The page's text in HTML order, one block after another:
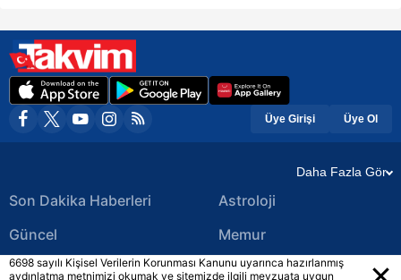
Üye Girişi Üye Ol
Daha Fazla Gör
Son Dakika Haberleri
Güncel
Ekonomi Haberleri
Astroloji
Memur
Yerel Haberler
6698 sayılı Kişisel Verilerin Korunması Kanunu uyarınca hazırlanmış
aydınlatma metnimizi okumak ve sitemizde ilgili mevzuata uygun